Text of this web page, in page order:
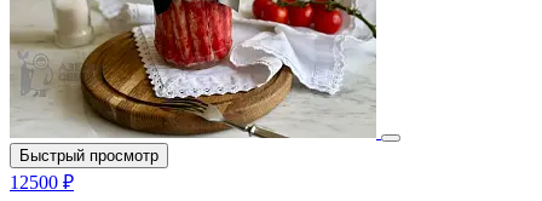
Быстрый просмотр
12500 ₽